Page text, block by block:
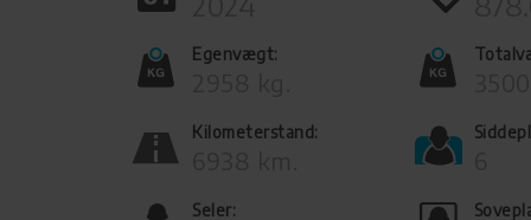
Egenvægt:
Kilometerstand:
Seler: